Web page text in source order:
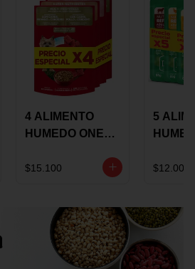
4 ALIMENTO
HUMEDO ONE
85 GRS
$15.100
5
$12.000